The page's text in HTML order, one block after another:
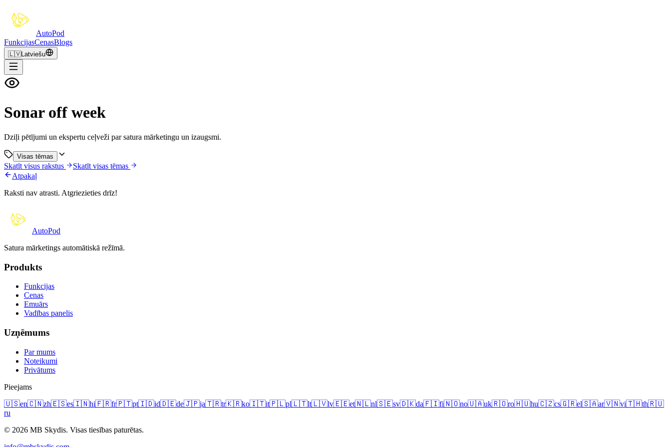
AutoPod
FunkcijasCenasBlogs
🇱🇻Latviešu
Sonar off week
Dziļi pētījumi un ekspertu ceļveži par satura mārketingu un izaugsmi.
Visas tēmas
Skatīt visus rakstus
Skatīt visas tēmas
Atpakaļ
Raksti nav atrasti. Atgriezieties drīz!
AutoPod
Satura mārketings automātiskā režīmā.
Produkts
Funkcijas
Cenas
Emuārs
Vadības panelis
Uzņēmums
Par mums
Noteikumi
Privātums
Pieejams
🇺🇸en🇨🇳zh🇪🇸es🇮🇳hi🇫🇷fr🇵🇹pt🇮🇩id🇩🇪de🇯🇵ja🇹🇷tr🇰🇷ko🇮🇹it🇵🇱pl🇱🇹lt🇱🇻lv🇪🇪et🇳🇱nl🇸🇪sv🇩🇰da🇫🇮fi🇳🇴no🇺🇦uk🇷🇴ro🇭🇺hu🇨🇿cs🇬🇷el🇸🇦ar🇻🇳vi🇹🇭th🇷🇺
ru
© 2026 MB Skydis. Visas tiesības paturētas.